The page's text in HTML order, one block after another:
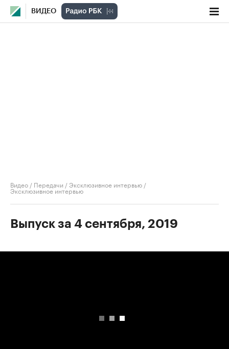
ВИДЕО
Видео / Передачи /Эксклюзивное интервью /
Эксклюзивное интервью
Выпуск за 4 сентября, 2019